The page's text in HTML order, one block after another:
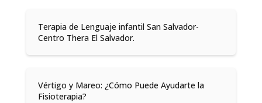
Terapia de Lenguaje infantil San Salvador-
Centro Thera El Salvador.
Vértigo y Mareo: ¿Cómo Puede Ayudarte la
Fisioterapia?